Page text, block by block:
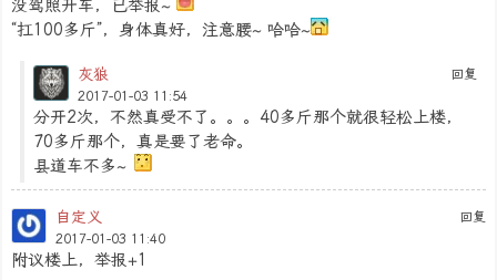
没驾照开车，已举报~
“扛100多斤”，身体真好，注意腰~ 哈哈~
回复
灰狼
2017-01-03 11:54
分开2次，不然真受不了。。。40多斤那个就很轻松上楼，
70多斤那个，真是要了老命。
县道车不多~
回复
自定义
2017-01-03 11:40
附议楼上，举报+1